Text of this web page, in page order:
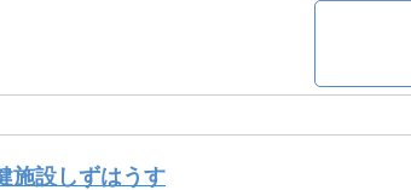
施設しずはうす